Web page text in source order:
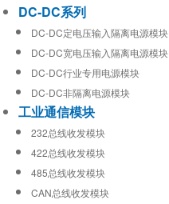
DC-DC系列
DC-DC定电压输入隔离电源模块
DC-DC宽电压输入隔离电源模块
DC-DC行业专用电源模块
DC-DC非隔离电源模块
工业通信模块
232总线收发模块
422总线收发模块
485总线收发模块
CAN总线收发模块